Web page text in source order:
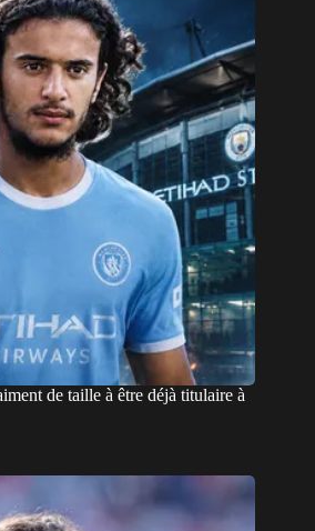
de taille à être déjà titulaire à